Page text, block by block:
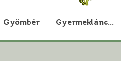
Gyömbér Gyermekláncfű